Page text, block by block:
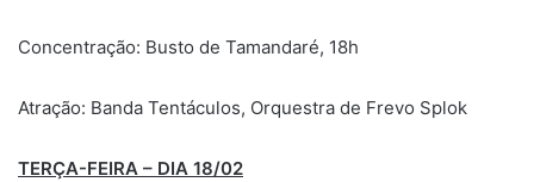
Concentração: Busto de Tamandaré, 18h
Atração: Banda Tentáculos, Orquestra de Frevo Splok
TERÇA-FEIRA – DIA 18/02